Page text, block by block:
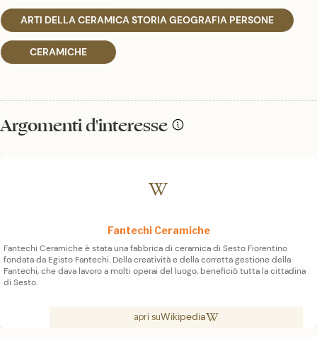
ARTI DELLA CERAMICA STORIA GEOGRAFIA PERSONE
CERAMICHE
Argomenti d'interesse
Fantechi Ceramiche
Fantechi Ceramiche è stata una fabbrica di ceramica di Sesto Fiorentino
fondata da Egisto Fantechi. Della creatività e della corretta gestione della
Fantechi, che dava lavoro a molti operai del luogo, beneficiò tutta la cittadina
di Sesto.
apri suWikipedia